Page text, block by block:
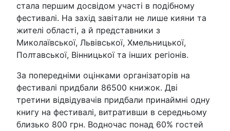
стала першим досвідом участі в подібному
фестивалі. На захід завітали не лише кияни та
жителі області, а й представники з
Миколаївської, Львівської, Хмельницької,
Полтавської, Вінницької та інших регіонів.
За попередніми оцінками організаторів на
фестивалі придбали 86500 книжок. Дві
третини відвідувачів придбали принаймні одну
книгу на фестивалі, витративши в середньому
близько 800 грн. Водночас понад 60% гостей